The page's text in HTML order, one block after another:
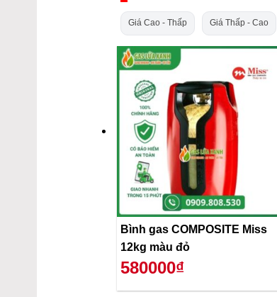
Giá Cao - Thấp Giá Thấp - Cao
Bình gas COMPOSITE Miss
12kg màu đỏ
580000₫